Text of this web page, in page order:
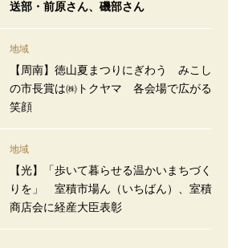
送部・前原さん、磯部さん
地域
【周南】徳山夏まつりにぎわう みこし
の市長賞は㈱トクヤマ 各会場で広がる
笑顔
地域
【光】「歩いて暮らせる温かいまちづく
りを」 室積市場ん（いちばん）、室積
商店会に経産大臣表彰